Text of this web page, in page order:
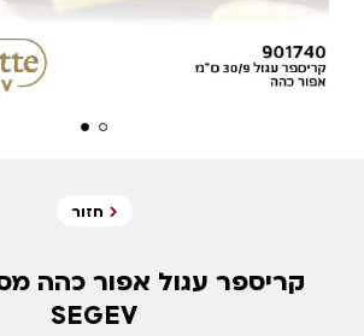
חזור
קריספר עגול אפור כהה
SEGEV